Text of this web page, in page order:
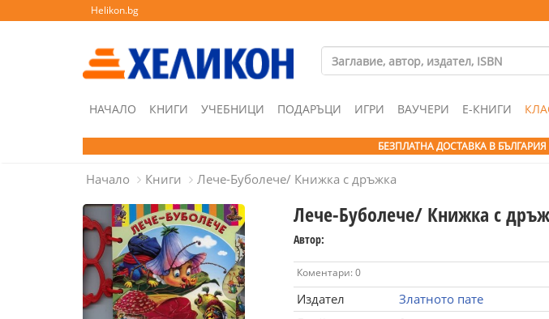
Helikon.bg
НАЧАЛО КНИГИ УЧЕБНИЦИ ПОДАРЪЦИ ИГРИ ВАУЧЕРИ Е-КНИГИ
БЕЗПЛАТНА ДОСТАВКА В
Начало Книги Лече-Буболече/ Книжка с дръжка
Лече-Буболече/ Книжка с
Автор:
Коментари: 0
Издател
Златното пате